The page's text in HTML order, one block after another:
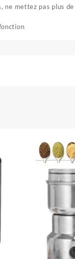
ne mettez pas plus